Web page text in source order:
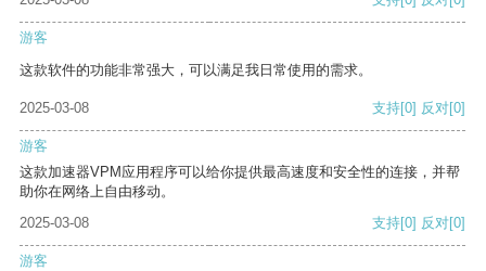
游客
这款软件的功能非常强大，可以满足我日常使用的需求。
2025-03-08 支持[0] 反对[0]
游客
这款加速器VPM应用程序可以给你提供最高速度和安全性的连接，并帮
助你在网络上自由移动。
2025-03-08
支持[0] 反对[0]
游客